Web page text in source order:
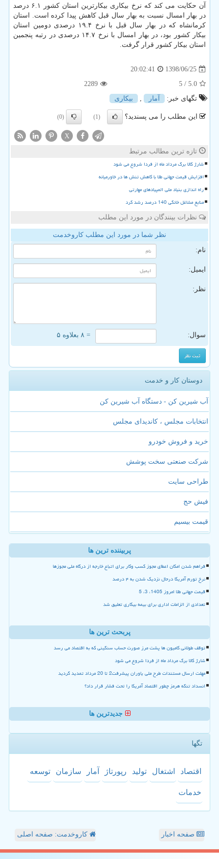
آن حكایت می كند كه نرخ بیكاری بیكارترین استان كشور ۶.۱ درصد
در بهار امسال نسبت به بهار سال قبل كاهش پیدا كرده است. استان
كرمانشاه كه در بهار سال قبل با نرخ ۱۹.۴ درصدی دومین استان
بیكار كشور بود، در بهار امسال با نرخ ۱۴.۷ درصدی در رتبه پنجمین
استان بیكار كشور قرار گرفت.
1398/06/25
20:02:41
5.0
/ 5
2289
تگهای خبر:
آمار , بیكاری
این مطلب را می پسندید؟ (1)
(0)
X
تازه ترین مطالب مرتبط
شارژ کالا برگ مرداد ماه از فردا شروع می شود
افزایش قیمت جهانی طلا با کاهش تنش ها در خاورمیانه
راه اندازی بنیاد ملی المپیادهای مهارتی
منابع مشاغل خانگی 140 درصد رشد کرد
نظرات بینندگان در مورد این مطلب
نظر شما در مورد این مطلب کاروخدمت
نام:
ایمیل:
نظر:
سوال: = ۸ بعلاوه ۵
دوستان کار و خدمت
آب شیرین کن - دستگاه آب شیرین کن
انتخابات مجلس ، کاندیدای مجلس
خرید و فروش خودرو
شرکت صنعتی سخت پوشش
طراحی سایت
فیش حج
قیمت بیسیم
پربیننده ترین ها
فراهم شدن امکان اعطای مجوز کسب وکار برای اتباع خارجه از درگاه ملی مجوزها
نرخ تورم آمریکا درحال نزدیک شدن به ۴ درصد
قیمت جهانی طلا امروز 1405، 3، 5
تعدادی از الزامات اداری برای بیمه بیکاری تعلیق شد
پربحث ترین ها
توقف طولانی کامیون ها پشت مرز صورت حساب سنگینی که به اقتصاد می رسد
شارژ کالا برگ مرداد ماه از فردا شروع می شود
مهلت ارسال مستندات طرح ملی یاوران پیشرفت2 تا 20 مرداد تمدید گردید
انسداد تنگه هرمز چطور اقتصاد آمریکا را تحت فشار قرار داد؟
جدیدترین ها
تگها
اقتصاد اشتغال تولید رپورتاژ آمار سازمان توسعه
خدمات
صفحه اخبار کاروخدمت: صفحه اصلی